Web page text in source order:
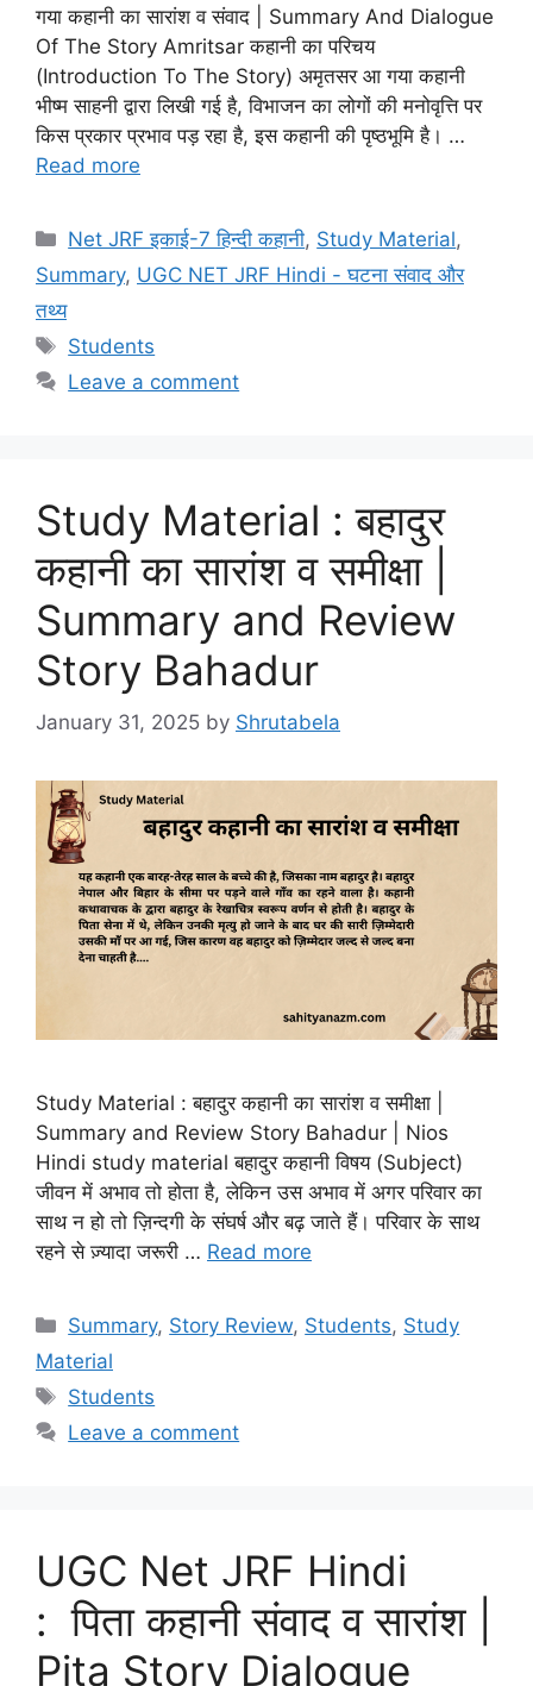
गया कहानी का सारांश व संवाद | Summary And Dialogue
Of The Story Amritsar कहानी का परिचय
(Introduction To The Story) अमृतसर आ गया कहानी
भीष्म साहनी द्वारा लिखी गई है, विभाजन का लोगों की मनोवृत्ति पर
किस प्रकार प्रभाव पड़ रहा है, इस कहानी की पृष्ठभूमि है। …
Read more
Net JRF इकाई-7 हिन्दी कहानी, Study Material,
Summary, UGC NET JRF Hindi - घटना संवाद और
तथ्य
Students
Leave a comment
Study Material : बहादुर
कहानी का सारांश व समीक्षा |
Summary and Review
Story Bahadur
January 31, 2025 by Shrutabela
Study Material : बहादुर कहानी का सारांश व समीक्षा |
Summary and Review Story Bahadur | Nios
Hindi study material बहादुर कहानी विषय (Subject)
जीवन में अभाव तो होता है, लेकिन उस अभाव में अगर परिवार का
साथ न हो तो ज़िन्दगी के संघर्ष और बढ़ जाते हैं। परिवार के साथ
रहने से ज़्यादा जरूरी … Read more
Summary, Story Review, Students, Study
Material
Students
Leave a comment
UGC Net JRF Hindi
: पिता कहानी संवाद व सारांश |
Pita Story Dialogue